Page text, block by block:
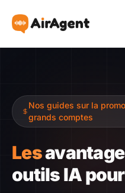
Recommander
Ressources
Nos guides sur la
grands comptes
Les
outils IA